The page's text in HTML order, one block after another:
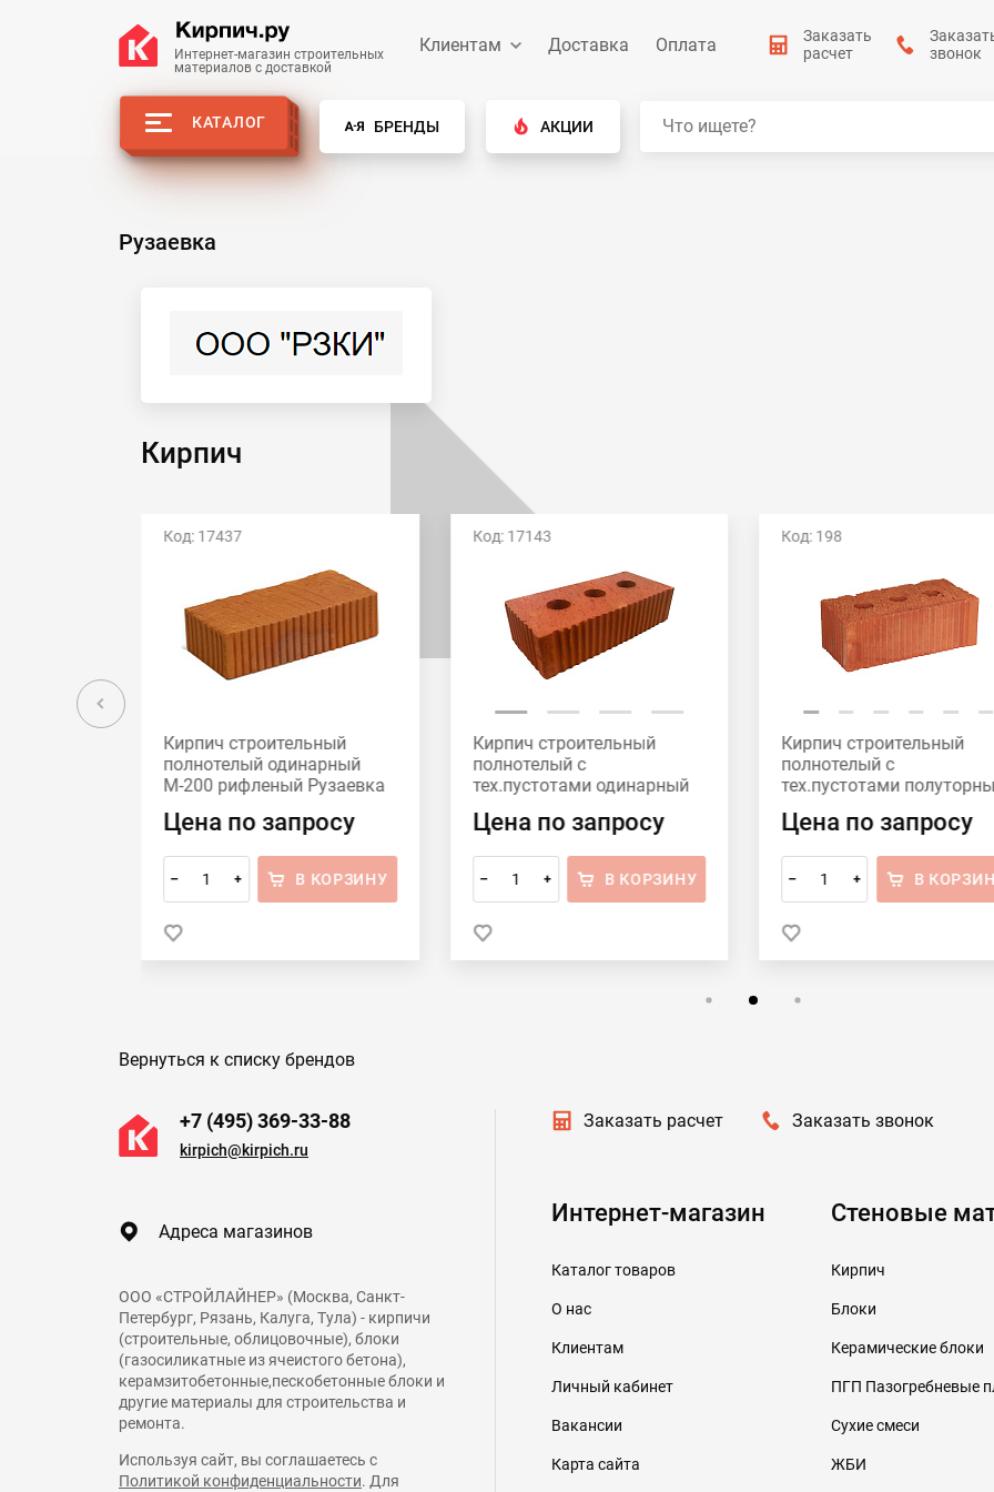
Интернет-магазин строительных
материалов с доставкой
Клиентам Доставка Оплата
Заказать
расчет
звонок
КАТАЛОГ БРЕНДЫ АКЦИИ
Рузаевка
Кирпич
Код: 17437
Кирпич строительный
полнотелый одинарный
М-200 рифленый Рузаевка
Цена по запросу
– + В КОРЗИНУ
Код: 17143
Кирпич строительный
полнотелый с
тех.пустотами одинарный
Цена по запросу
– + В КОРЗИНУ
Код: 198
Кирпич строительный
полнотелый с
тех.пустотами
Цена по запросу
– + В
Вернуться к списку брендов
+7 (495) 369-33-88
kirpich@kirpich.ru
Адреса магазинов
ООО «СТРОЙЛАЙНЕР» (Москва, Санкт-
Петербург, Рязань, Калуга, Тула) - кирпичи
(строительные, облицовочные), блоки
(газосиликатные из ячеистого бетона),
керамзитобетонные,пескобетонные блоки и
другие материалы для строительства и
ремонта.
Используя сайт, вы соглашаетесь с
Политикой конфиденциальности. Для
Заказать расчет Заказать звонок
Интернет-магазин
Каталог товаров
О нас
Клиентам
Личный кабинет
Вакансии
Карта сайта
Стеновые
Кирпич
Блоки
Керамические блоки
ПГП Пазогребневые
Сухие смеси
ЖБИ